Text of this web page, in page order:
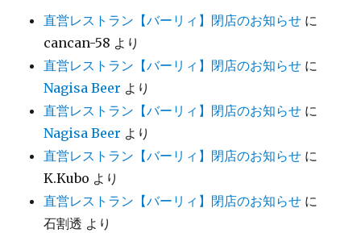
直営レストラン【バーリィ】閉店のお知らせ に
cancan-58 より
直営レストラン【バーリィ】閉店のお知らせ に
Nagisa Beer より
直営レストラン【バーリィ】閉店のお知らせ に
Nagisa Beer より
直営レストラン【バーリィ】閉店のお知らせ に
K.Kubo より
直営レストラン【バーリィ】閉店のお知らせ に
石割透 より